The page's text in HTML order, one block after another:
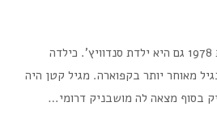
נולדה בהרצליה בשנת 1978 גם היא ילדת סנדוויץ'. כילדה
מאוחר יותר בקפוארה. מגיל קטן היה
בסוף מצאה לה מושבניק דרומי…